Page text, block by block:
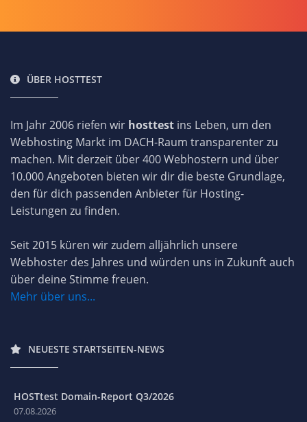
ÜBER HOSTTEST
Im Jahr 2006 riefen wir hosttest ins Leben, um den
Webhosting Markt im DACH-Raum transparenter zu
machen. Mit derzeit über 400 Webhostern und über
10.000 Angeboten bieten wir dir die beste Grundlage,
den für dich passenden Anbieter für Hosting-
Leistungen zu finden.
Seit 2015 küren wir zudem alljährlich unsere
Webhoster des Jahres und würden uns in Zukunft auch
über deine Stimme freuen.
Mehr über uns...
NEUESTE STARTSEITEN-NEWS
HOSTtest Domain-Report Q3/2026
07.08.2026